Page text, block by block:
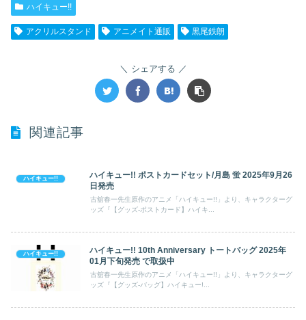
ハイキュー!!
アクリルスタンド アニメイト通販 黒尾鉄朗
シェアする
関連記事
ハイキュー!!
ハイキュー!! ポストカードセット/月島 蛍 2025年9月26
日発売
古舘春一先生原作のアニメ「ハイキュー!!」より、キャラクターグ
ッズ『【グッズ-ポストカード】ハイキ...
ハイキュー!!
ハイキュー!! 10th Anniversary トートバッグ 2025年
01月下旬発売 で取扱中
古舘春一先生原作のアニメ「ハイキュー!!」より、キャラクターグ
ッズ『【グッズ-バッグ】ハイキュー!...